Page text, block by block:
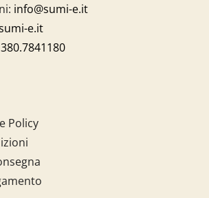
info@sumi-e.it
e.it
380.7841180
Policy